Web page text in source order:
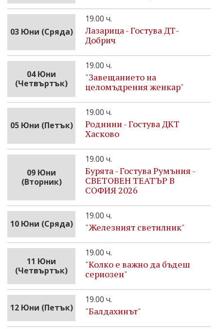
03 Юни (Сряда)
19.00 ч.
Лазарица - Гостува ДТ-
Добрич
04 Юни
(Четвъртък)
19.00 ч.
"Завещанието на
целомъдрения женкар"
05 Юни (Петък)
19.00 ч.
Роднини - Гостува ДКТ
Хасково
09 Юни
(Вторник)
19.00 ч.
Бурята - Гостува Румъния -
СВЕТОВЕН ТЕАТЪР В
СОФИЯ 2026
10 Юни (Сряда)
19.00 ч.
"Железният светилник"
11 Юни
(Четвъртък)
19.00 ч.
"Колко е важно да бъдеш
сериозен"
12 Юни (Петък)
19.00 ч.
"Бaлдахинът"